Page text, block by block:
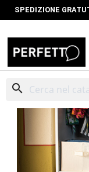
SPEDIZIONE
search
Perfetto